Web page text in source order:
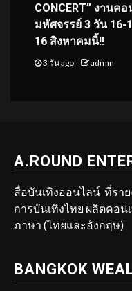
CONCERT” งานค
มหัศจรรย์ 3 วัน
16 สิงหาคมนี้!!
3 วัน ago admin
A.ROUND
สื่อบันเทิงออนไลน์ ที่รา
การบันเทิงไทย ผลิตคอ
ภาษา (ไทยและอังกฤษ)
BANGKOK